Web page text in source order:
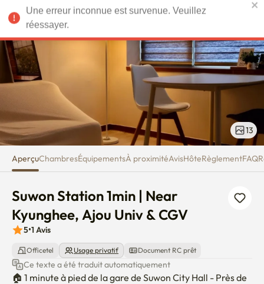
Suwon Station 1min | Near
13
AperçuChambresÉquipementsÀ proximitéAvisHôteRèglementFAQ
Suwon Station 1min | Near
Kyunghee, Ajou Univ & CGV
5•1Avis
Officetel Usage privatif Document RC prêt
Ce texte a été traduit automatiquement
🏠 1 minute à pied de la gare de Suwon City Hall - Près de
Une erreur inconnue est survenue. Veuillez
réessayer.